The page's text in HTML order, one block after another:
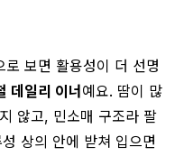
로 보면 활용성이 더 선명
데일리 이너예요. 땀이 많
않고, 민소매 구조라 팔
상의 안에 받쳐 입으면